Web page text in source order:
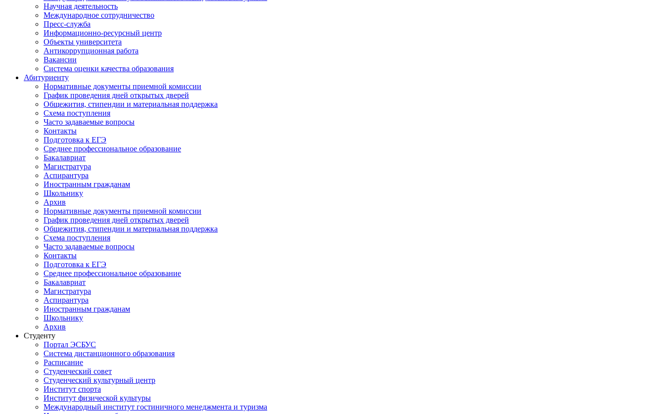
Научная деятельность
Международное сотрудничество
Пресс-служба
Информационно-ресурсный центр
Объекты университета
Антикоррупционная работа
Вакансии
Система оценки качества образования
Абитуриенту
Нормативные документы приемной комиссии
График проведения дней открытых дверей
Общежития, стипендии и материальная поддержка
Схема поступления
Часто задаваемые вопросы
Контакты
Подготовка к ЕГЭ
Среднее профессиональное образование
Бакалавриат
Магистратура
Аспирантура
Иностранным гражданам
Школьнику
Архив
Нормативные документы приемной комиссии
График проведения дней открытых дверей
Общежития, стипендии и материальная поддержка
Схема поступления
Часто задаваемые вопросы
Контакты
Подготовка к ЕГЭ
Среднее профессиональное образование
Бакалавриат
Магистратура
Аспирантура
Иностранным гражданам
Школьнику
Архив
Студенту
Портал ЭСБУС
Система дистанционного образования
Расписание
Студенческий совет
Студенческий культурный центр
Институт спорта
Институт физической культуры
Международный институт гостиничного менеджмента и туризма